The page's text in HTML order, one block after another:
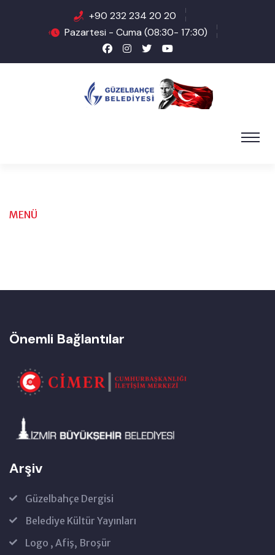
+90 232 234 20 20
Pazartesi - Cuma (08:30- 17:30)
MENÜ
Önemli Bağlantılar
Arşiv
Güzelbahçe Dergisi
Belediye Kültür Yayınları
Logo , Afiş, Broşür